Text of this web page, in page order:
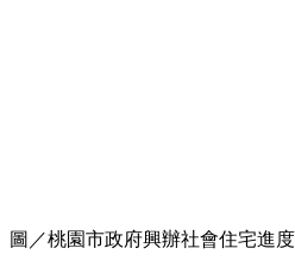
圖／桃園市政府興辦社會住宅進